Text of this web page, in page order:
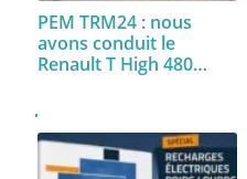
PEM TRM24 : nous
avons conduit le
Renault T High 480…